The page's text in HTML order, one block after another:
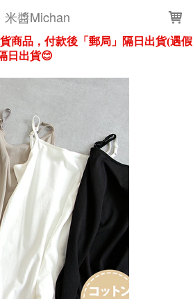
米醬Michan